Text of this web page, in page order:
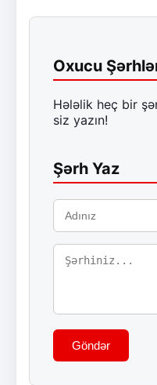
Oxucu
Hələlik heç bir
siz yazın!
Şərh Yaz
Göndər